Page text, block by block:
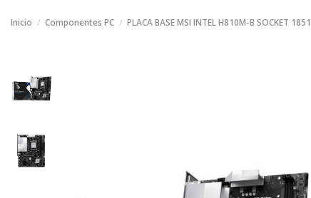
Inicio Componentes PC PLACA BASE MSI INTEL H810M-B SOCKET